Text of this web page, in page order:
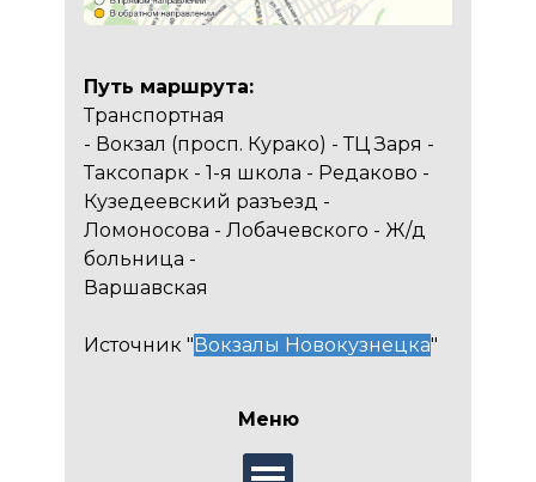
Путь маршрута:
Транспортная
- Вокзал (просп. Курако) - ТЦ Заря -
Таксопарк - 1-я школа - Редаково -
Кузедеевский разъезд -
Ломоносова - Лобачевского - Ж/д
больница -
Варшавская
Источник "Вокзалы Новокузнецка"
Меню